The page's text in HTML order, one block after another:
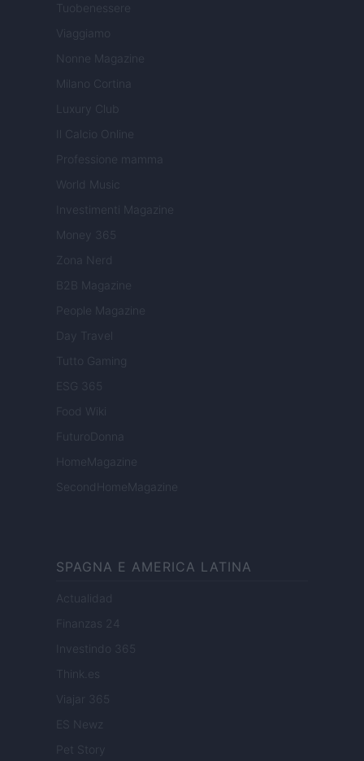
Tuobenessere
Viaggiamo
Nonne Magazine
Milano Cortina
Luxury Club
Il Calcio Online
Professione mamma
World Music
Investimenti Magazine
Money 365
Zona Nerd
B2B Magazine
People Magazine
Day Travel
Tutto Gaming
ESG 365
Food Wiki
FuturoDonna
HomeMagazine
SecondHomeMagazine
SPAGNA E AMERICA LATINA
Actualidad
Finanzas 24
Investindo 365
Think.es
Viajar 365
ES Newz
Pet Story